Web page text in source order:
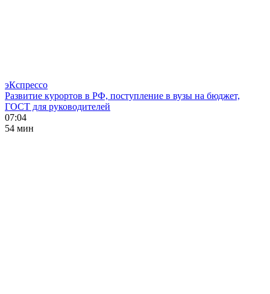
эКспрессо
Развитие курортов в РФ, поступление в вузы на бюджет,
ГОСТ для руководителей
07:04
54 мин